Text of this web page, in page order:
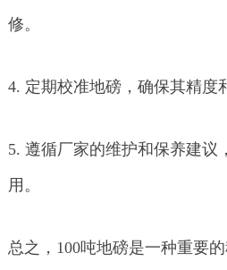
修。
4. 定期校准地磅，确保其精度
5. 遵循厂家的维护和保养建议
用。
总之，100吨地磅是一种重要